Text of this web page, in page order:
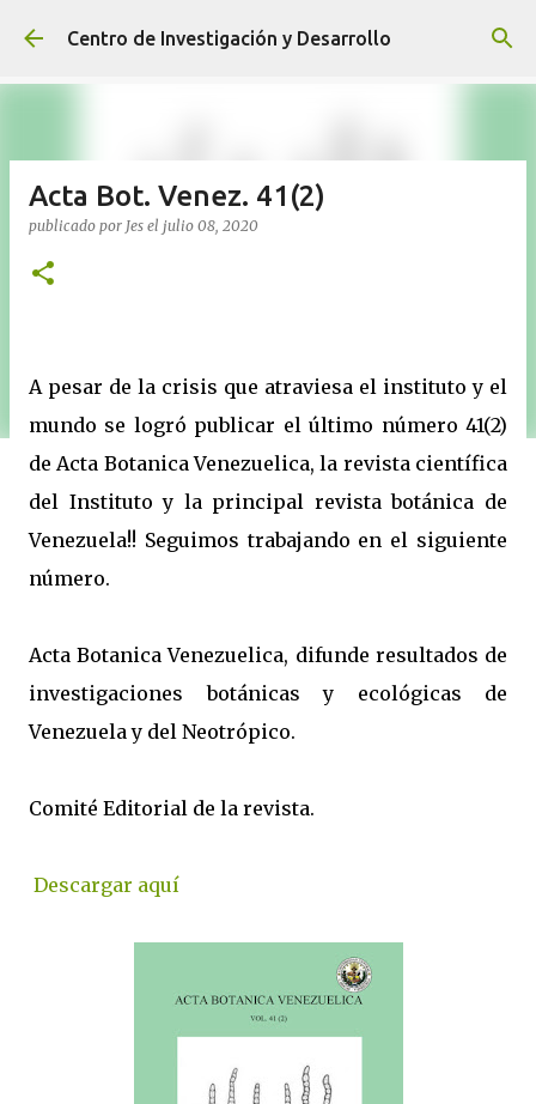
Ir al contenido principal
Centro de Investigación y Desarrollo
Acta Bot. Venez. 41(2)
publicado por Jes el julio 08, 2020
A pesar de la crisis que atraviesa el instituto y el
mundo se logró publicar el último número 41(2)
de Acta Botanica Venezuelica, la revista científica
del Instituto y la principal revista botánica de
Venezuela!! Seguimos trabajando en el siguiente
número.
Acta Botanica Venezuelica, difunde resultados de
investigaciones botánicas y ecológicas de
Venezuela y del Neotrópico.
Comité Editorial de la revista.
Descargar aquí